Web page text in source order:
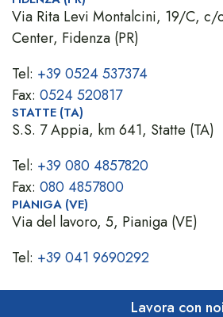
Via Rita Levi Montalcini, 19/C, c/
Center, Fidenza (PR)
Tel: +39 0524 537374
Fax: 0524 520817
STATTE (TA)
S.S. 7 Appia, km 641, Statte (TA)
Tel: +39 080 4857820
Fax: 080 4857800
PIANIGA (VE)
Via del lavoro, 5, Pianiga (VE)
Tel: +39 041 9690292
Lavora con noi